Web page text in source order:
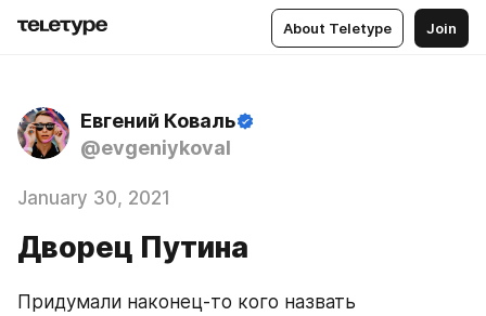
About Teletype Join
Евгений Коваль
@evgeniykoval
January 30, 2021
Дворец Путина
Придумали наконец-то кого назвать